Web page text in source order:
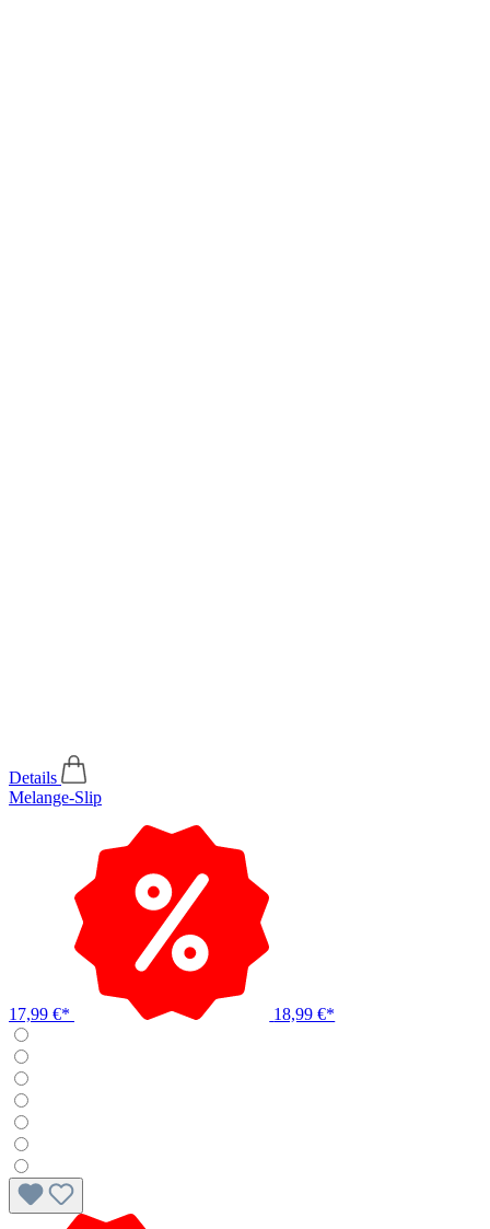
Details
Melange-Slip
17,99 €* 18,99 €*